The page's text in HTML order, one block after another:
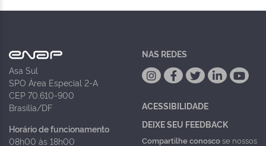
Asa Sul
SPO Área Especial 2-A
CEP 70.610-900
Brasília/DF
Horário de funcionamento
08h00 às 18h00
NAS REDES
ACESSIBILIDADE
DEIXE SEU FEEDBACK
Compartilhe conoscose nossos